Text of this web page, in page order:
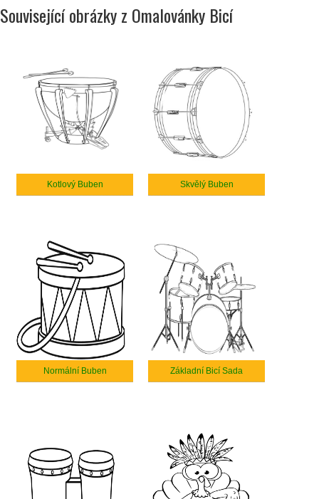
Související obrázky z Omalovánky Bicí
Kotlový Buben Skvělý Buben
Normální Buben Základní Bicí Sada